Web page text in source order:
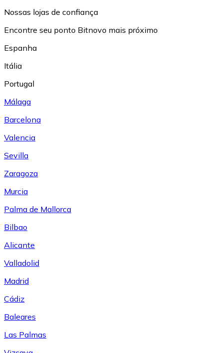
Nossas lojas de confiança
Encontre seu ponto Bitnovo mais próximo
Espanha
Itália
Portugal
Málaga
Barcelona
Valencia
Sevilla
Zaragoza
Murcia
Palma de Mallorca
Bilbao
Alicante
Valladolid
Madrid
Cádiz
Baleares
Las Palmas